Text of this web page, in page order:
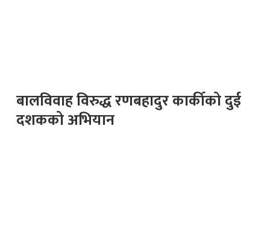
बालविवाह विरुद्ध रणबहादुर कार्कीको दुई
दशकको अभियान